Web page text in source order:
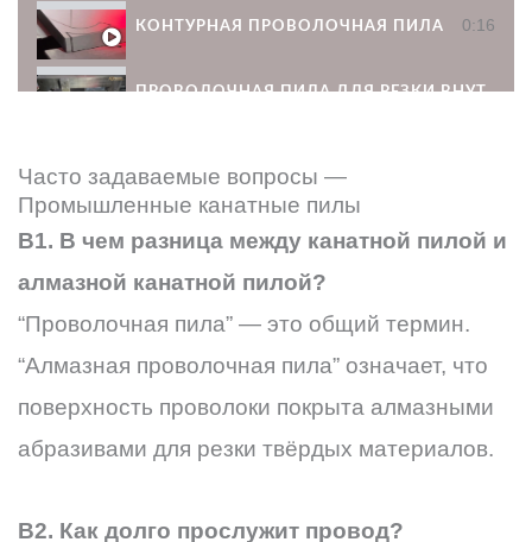
КОНТУРНАЯ ПРОВОЛОЧНАЯ ПИЛА 0:16
ПРОВОЛОЧНАЯ ПИЛА ДЛЯ РЕЗКИ
4-ПРОВОДНАЯ ПРОВОЛОЧНАЯ ПИЛА
Часто задаваемые вопросы —
Промышленные канатные пилы
В1. В чем разница между канатной пилой и
алмазной канатной пилой?
“Проволочная пила” — это общий термин.
“Алмазная проволочная пила” означает, что
поверхность проволоки покрыта алмазными
абразивами для резки твёрдых материалов.
В2. Как долго прослужит провод?